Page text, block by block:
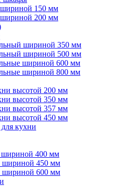
150 мм
200 мм
шириной 350 мм
шириной 500 мм
шириной 600 мм
шириной 800 мм
высотой 200 мм
высотой 350 мм
высотой 357 мм
высотой 450 мм
для кухни
400 мм
шириной 450 мм
шириной 600 мм